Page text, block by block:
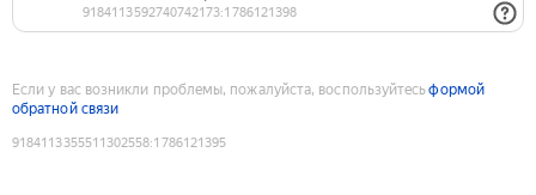
Если у вас возникли проблемы, пожалуйста, воспользуйтесьформой
обратной связи
9184113355511302558:1786121395